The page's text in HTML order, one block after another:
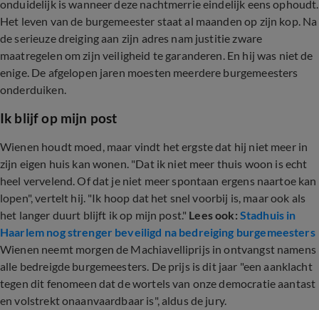
onduidelijk is wanneer deze nachtmerrie eindelijk eens ophoudt.
Het leven van de burgemeester staat al maanden op zijn kop. Na
de serieuze dreiging aan zijn adres nam justitie zware
maatregelen om zijn veiligheid te garanderen. En hij was niet de
enige. De afgelopen jaren moesten meerdere burgemeesters
onderduiken.
Ik blijf op mijn post
Wienen houdt moed, maar vindt het ergste dat hij niet meer in
zijn eigen huis kan wonen. "Dat ik niet meer thuis woon is echt
heel vervelend. Of dat je niet meer spontaan ergens naartoe kan
lopen", vertelt hij. "Ik hoop dat het snel voorbij is, maar ook als
het langer duurt blijft ik op mijn post." Lees ook: Stadhuis in
Haarlem nog strenger beveiligd na bedreiging burgemeesters
Wienen neemt morgen de Machiavelliprijs in ontvangst namens
alle bedreigde burgemeesters. De prijs is dit jaar "een aanklacht
tegen dit fenomeen dat de wortels van onze democratie aantast
en volstrekt onaanvaardbaar is", aldus de jury.